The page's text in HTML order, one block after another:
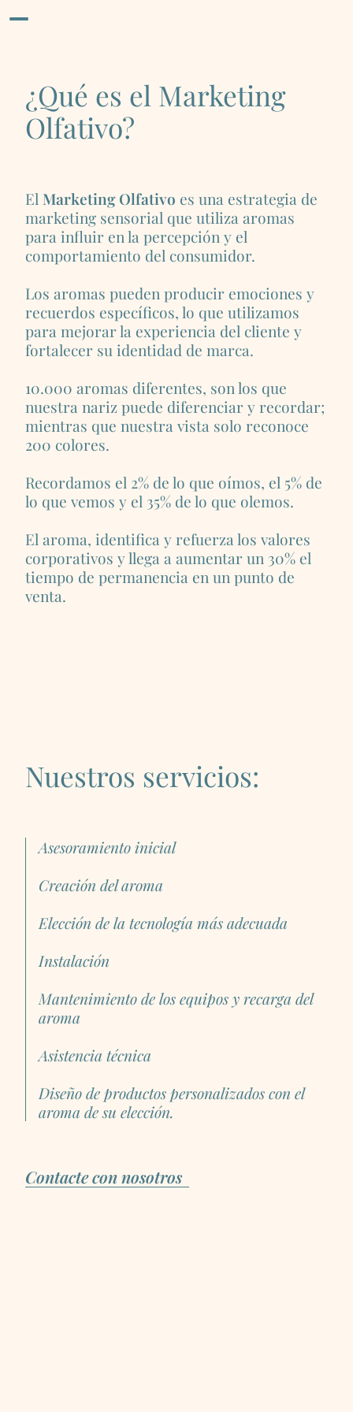
¿Qué es el Marketing
Olfativo?
El Marketing Olfativo es una estrategia de
marketing sensorial que utiliza aromas
para influir en la percepción y el
comportamiento del consumidor.
Los aromas pueden producir emociones y
recuerdos específicos, lo que utilizamos
para mejorar la experiencia del cliente y
fortalecer su identidad de marca.
10.000 aromas diferentes, son los que
nuestra nariz puede diferenciar y recordar;
mientras que nuestra vista solo reconoce
200 colores.
Recordamos el 2% de lo que oímos, el 5% de
lo que vemos y el 35% de lo que olemos.
El aroma, identifica y refuerza los valores
corporativos y llega a aumentar un 30% el
tiempo de permanencia en un punto de
venta.
Nuestros servicios:
Asesoramiento inicial
Creación del aroma
Elección de la tecnología más adecuada
Instalación
Mantenimiento de los equipos y recarga del
aroma
Asistencia técnica
Diseño de productos personalizados con el
aroma de su elección.
Contacte con nosotros